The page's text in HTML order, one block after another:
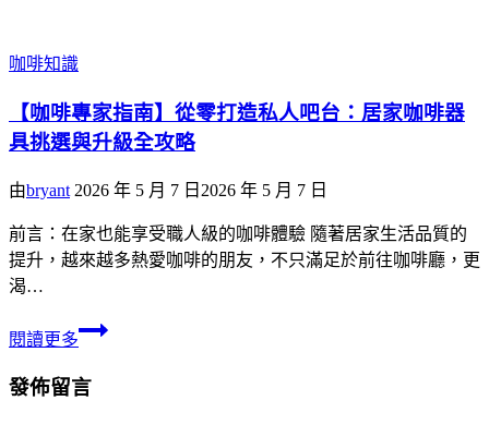
咖啡知識
【咖啡專家指南】從零打造私人吧台：居家咖啡器
具挑選與升級全攻略
由bryant 2026 年 5 月 7 日 2026 年 5 月 7 日
前言：在家也能享受職人級的咖啡體驗 隨著居家生活品質的
提升，越來越多熱愛咖啡的朋友，不只滿足於前往咖啡廳，更
渴…
閱讀更多
發佈留言